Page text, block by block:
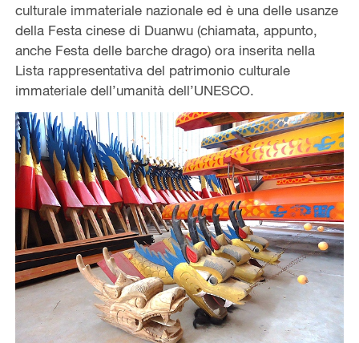
culturale immateriale nazionale ed è una delle usanze
della Festa cinese di Duanwu (chiamata, appunto,
anche Festa delle barche drago) ora inserita nella
Lista rappresentativa del patrimonio culturale
immateriale dell’umanità dell’UNESCO.